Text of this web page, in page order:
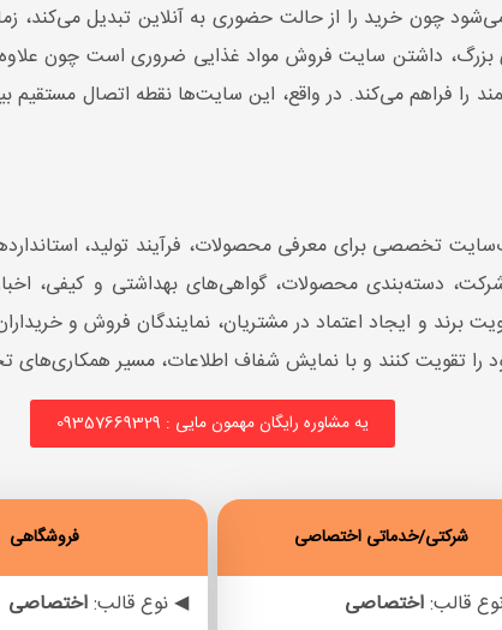
چون خرید را از حالت حضوری به آنلاین تبدیل می‌کند،
بزرگ، داشتن سایت فروش مواد غذایی ضروری است چون
را فراهم می‌کند. در واقع، این سایت‌ها نقطه اتصال
تخصصی برای معرفی محصولات، فرآیند تولید،
دسته‌بندی محصولات، گواهی‌های بهداشتی و کیفی،
برند و ایجاد اعتماد در مشتریان، نمایندگان فروش و
خود را تقویت کنند و با نمایش شفاف اطلاعات، مسیر
یه مشاوره رایگان مهمون مایی : 09357669329
شرکتی/خدماتی اختصاصی
قالب:اختصاصی
فروشگاهی
◀ نوع قالب:اختصاصی